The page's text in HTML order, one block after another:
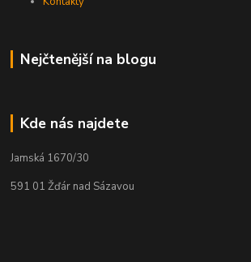
Nejčtenější na blogu
Kde nás najdete
Jamská 1670/30
591 01 Žďár nad Sázavou